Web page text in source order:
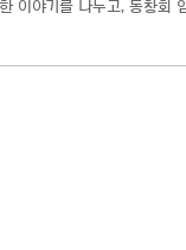
이야기를 나누고, 동창회